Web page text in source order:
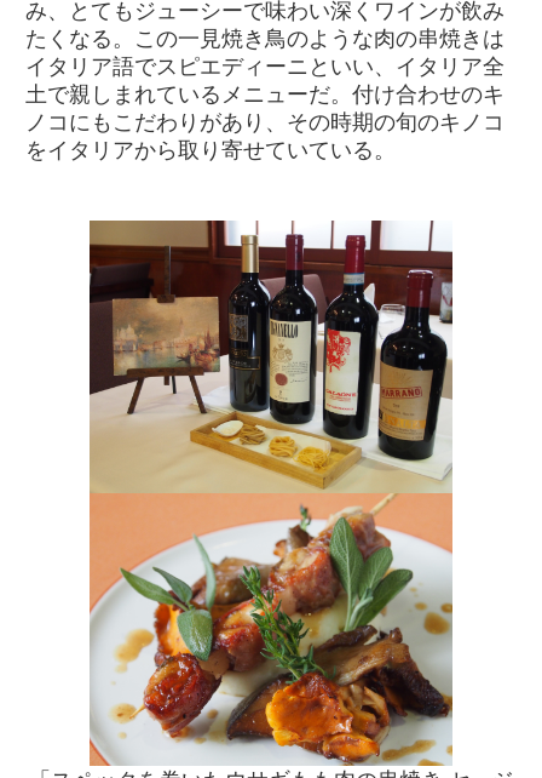
み、とてもジューシーで味わい深くワインが飲み
たくなる。この一見焼き鳥のような肉の串焼きは
イタリア語でスピエディーニといい、イタリア全
土で親しまれているメニューだ。付け合わせのキ
ノコにもこだわりがあり、その時期の旬のキノコ
をイタリアから取り寄せていている。